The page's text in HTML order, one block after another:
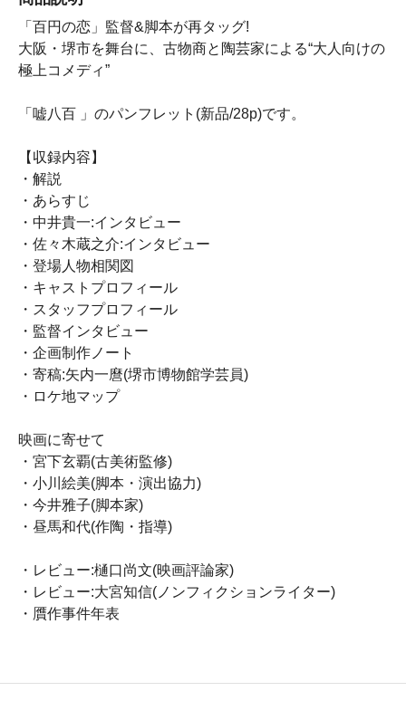
「百円の恋」監督&脚本が再タッグ!
大阪・堺市を舞台に、古物商と陶芸家による“大人向けの
極上コメディ”
「嘘八百 」のパンフレット(新品/28p)です。
【収録内容】
・解説
・あらすじ
・中井貴一:インタビュー
・佐々木蔵之介:インタビュー
・登場人物相関図
・キャストプロフィール
・スタッフプロフィール
・監督インタビュー
・企画制作ノート
・寄稿:矢内一麿(堺市博物館学芸員)
・ロケ地マップ
映画に寄せて
・宮下玄覇(古美術監修)
・小川絵美(脚本・演出協力)
・今井雅子(脚本家)
・昼馬和代(作陶・指導)
・レビュー:樋口尚文(映画評論家)
・レビュー:大宮知信(ノンフィクションライター)
・贋作事件年表